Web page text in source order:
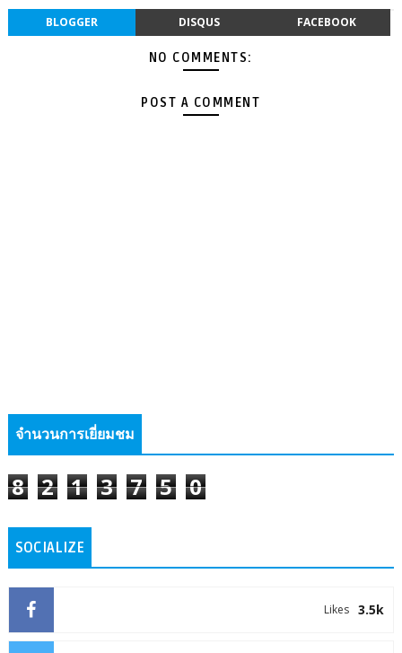
BLOGGER DISQUS FACEBOOK
NO COMMENTS:
POST A COMMENT
จำนวนการเยี่ยมชม
8 2 1 3 7 5 0
SOCIALIZE
3.5k
Likes